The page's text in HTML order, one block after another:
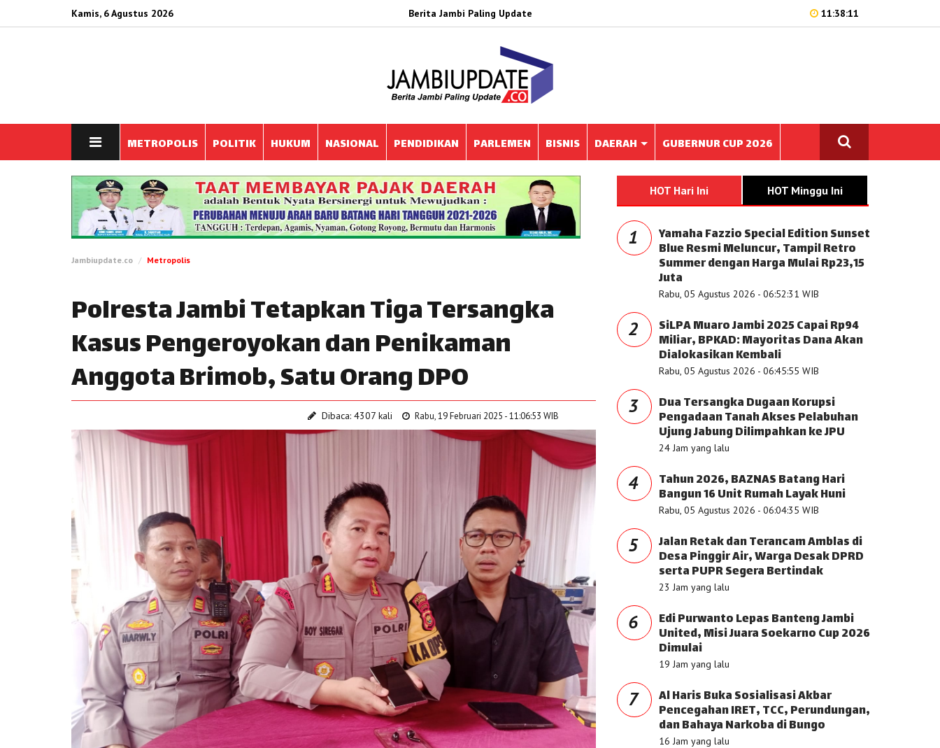
Kamis, 6 Agustus 2026 Berita Jambi Paling Update 11:38:11
METROPOLIS POLITIK HUKUM NASIONAL PENDIDIKAN PARLEMEN BISNIS DAERAH GUBERNUR CUP 2026
Jambiupdate.co Metropolis
Polresta Jambi Tetapkan Tiga Tersangka
Kasus Pengeroyokan dan Penikaman
Anggota Brimob, Satu Orang DPO
Dibaca: 4307 kali Rabu, 19 Februari 2025 - 11:06:53 WIB
HOT Hari Ini HOT Minggu Ini
1 Yamaha Fazzio Special Edition Sunset
Blue Resmi Meluncur, Tampil Retro
Summer dengan Harga Mulai Rp23,15
Juta
Rabu, 05 Agustus 2026 - 06:52:31 WIB
2 SiLPA Muaro Jambi 2025 Capai Rp94
Miliar, BPKAD: Mayoritas Dana Akan
Dialokasikan Kembali
Rabu, 05 Agustus 2026 - 06:45:55 WIB
3 Dua Tersangka Dugaan Korupsi
Pengadaan Tanah Akses Pelabuhan
Ujung Jabung Dilimpahkan ke JPU
24 Jam yang lalu
4 Tahun 2026, BAZNAS Batang Hari
Bangun 16 Unit Rumah Layak Huni
Rabu, 05 Agustus 2026 - 06:04:35 WIB
5 Jalan Retak dan Terancam Amblas di
Desa Pinggir Air, Warga Desak DPRD
serta PUPR Segera Bertindak
23 Jam yang lalu
6 Edi Purwanto Lepas Banteng Jambi
United, Misi Juara Soekarno Cup 2026
Dimulai
19 Jam yang lalu
7 Al Haris Buka Sosialisasi Akbar
Pencegahan IRET, TCC, Perundungan,
dan Bahaya Narkoba di Bungo
16 Jam yang lalu